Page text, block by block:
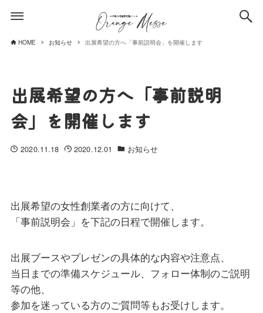
HOME お知らせ 出展希望の方へ「事前説明会」を開催します
出展希望の方へ「事前説明
会」を開催します
2020.11.18 2020.12.01 お知らせ
出展希望の女性創業者の方に向けて、
「事前説明会」を下記の日程で開催します。
出展ブースやプレゼンの具体的な内容や注意点、
当日までの準備スケジュール、フォロー体制のご説明
等の他、
参加を迷っている方のご質問等もお受けします。